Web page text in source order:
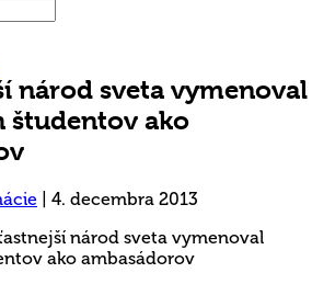
národ sveta vymenoval
študentov ako
4. decembra 2013